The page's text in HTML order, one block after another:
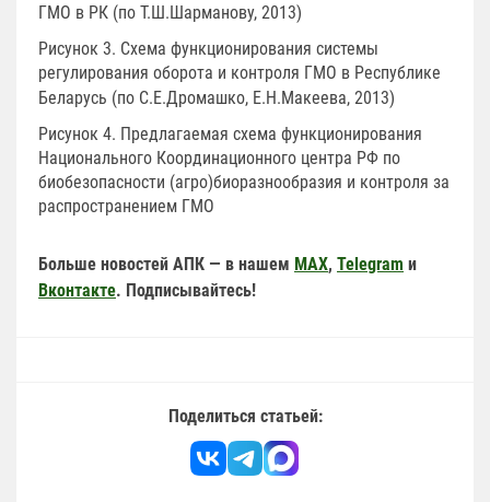
ГМО в РК (по Т.Ш.Шарманову, 2013)
Рисунок 3. Схема функционирования системы
регулирования оборота и контроля ГМО в Республике
Беларусь (по С.Е.Дромашко, Е.Н.Макеева, 2013)
Рисунок 4. Предлагаемая схема функционирования
Национального Координационного центра РФ по
биобезопасности (агро)биоразнообразия и контроля за
распространением ГМО
Больше новостей АПК — в нашем MAX, Telegram и
Вконтакте. Подписывайтесь!
Поделиться статьей: